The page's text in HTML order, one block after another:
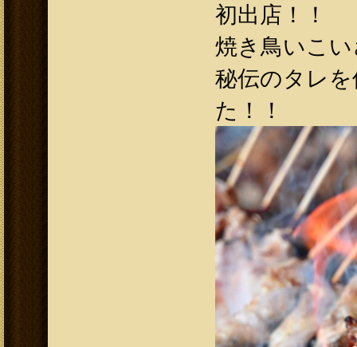
初出店！！
焼き鳥いこ
秘伝のタレ
た！！